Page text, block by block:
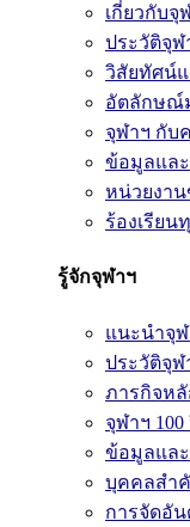
เกี่ยวกับจุ
ประวัติจุฬ
วิสัยทัศน์
อัตลักษณ์
จุฬาฯ กับ
ข้อมูลแล
หน่วยงา
ร้องเรีย
รู้จักจุฬาฯ
แนะนำจุฬ
ประวัติจุฬ
ภารกิจหลั
จุฬาฯ 100
ข้อมูลแล
บุคคลสำ
การจัดอั